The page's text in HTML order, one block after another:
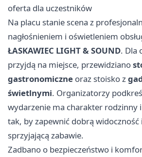
oferta dla uczestników
Na placu stanie scena z
nagłośnieniem i oświetleniem
ŁASKAWIEC LIGHT & SOUND. Dla
przyjdą na miejsce, przewidziano
gastronomiczne oraz stoisko z
świetlnymi. Organizatorzy
wydarzenie ma charakter rodzinny
tak, by zapewnić dobrą
sprzyjającą zabawie.
Zadbano o bezpieczeństwo i